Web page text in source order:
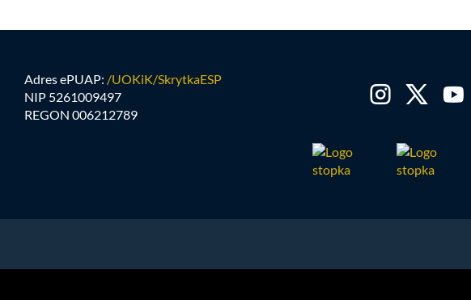
Adres ePUAP: /UOKiK/SkrytkaESP
NIP 5261009497
REGON 006212789